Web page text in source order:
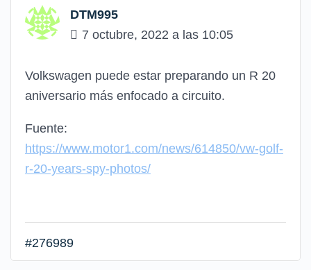
DTM995
7 octubre, 2022 a las 10:05
Volkswagen puede estar preparando un R 20
aniversario más enfocado a circuito.
Fuente:
https://www.motor1.com/news/614850/vw-golf-
r-20-years-spy-photos/
#276989